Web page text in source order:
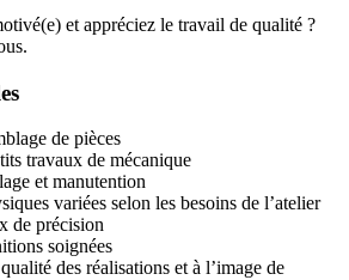
et appréciez le travail de qualité ?
de pièces
travaux de mécanique
et manutention
variées selon les besoins de l’atelier
de précision
soignées
des réalisations et à l’image de